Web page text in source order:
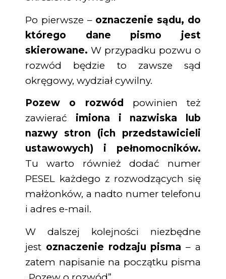
Po pierwsze – oznaczenie sądu, do
którego dane pismo jest
skierowane. W przypadku pozwu o
rozwód będzie to zawsze sąd
okręgowy, wydział cywilny.
Pozew o rozwód
powinien też
zawierać imiona i nazwiska lub
nazwy stron (ich przedstawicieli
ustawowych) i pełnomocników.
Tu warto również dodać numer
PESEL każdego z rozwodzących się
małżonków, a nadto numer telefonu
i adres e-mail.
W dalszej kolejności niezbędne
jest oznaczenie rodzaju pisma – a
zatem napisanie na początku pisma